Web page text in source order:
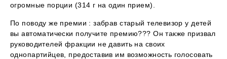
огромные порции (314 г на один прием).
По поводу же премии : забрав старый телевизор у детей
вы автоматически получите премию??? Он также призвал
руководителей фракции не давить на своих
однопартийцев, предоставив им возможность голосовать